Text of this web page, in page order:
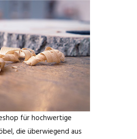
für hochwertige
die überwiegend aus